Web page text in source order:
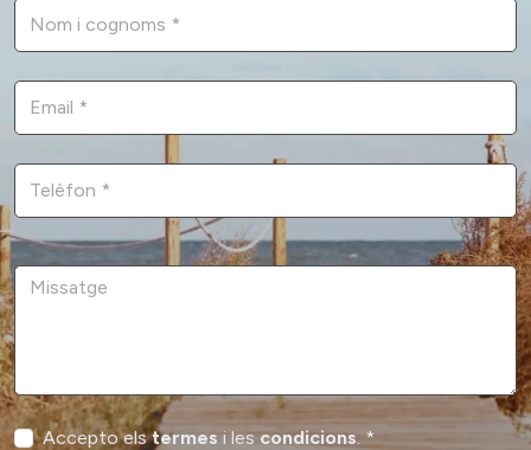
Accepto elstermes i lescondicions. *